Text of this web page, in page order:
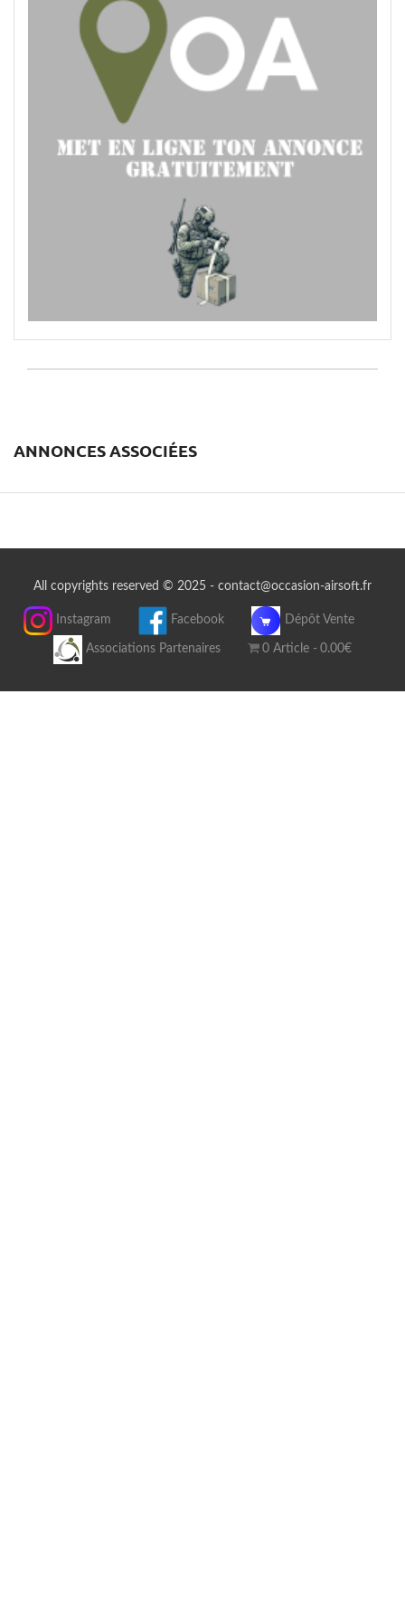
ANNONCES ASSOCIÉES
All copyrights reserved © 2025 - contact@occasion-airsoft.fr
Instagram Facebook Dépôt Vente
Associations Partenaires 0 Article 0.00€